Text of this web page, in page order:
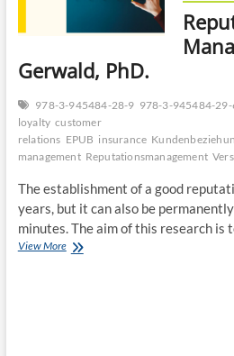
Gerwald, PhD.
978-3-945484-28-9 978-3-945484-
loyalty customer
relations EPUB insurance
management Reputationsmanagement
The establishment of a good
years, but it can also be
minutes. The aim of this research is
View MoreReputation